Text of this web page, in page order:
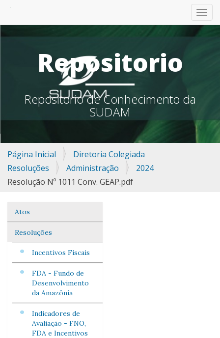
Repositorio
Repositorio de Conhecimento da
SUDAM
Página Inicial
Diretoria Colegiada
Resoluções
Administração
2024
Resolução Nº 1011 Conv. GEAP.pdf
Navegação
Atos
Resoluções
Incentivos Fiscais
FDA - Fundo de
Desenvolvimento
da Amazônia
Indicadores de
Avaliação - FNO,
FDA e Incentivos